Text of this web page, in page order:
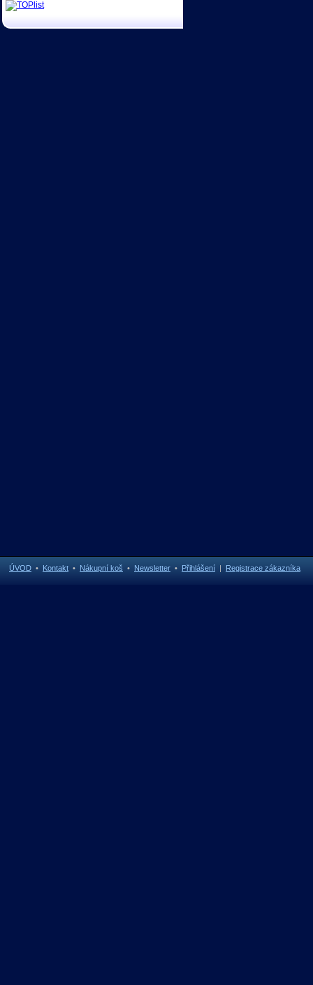
ÚVOD • Kontakt • Nákupní koš • Newsletter • Přihlášení | Registrace zákazníka